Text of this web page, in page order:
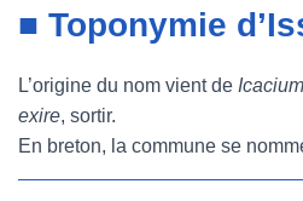
■ Toponymie
L’origine du nom vient de Icacium
exire, sortir.
En breton, la commune se